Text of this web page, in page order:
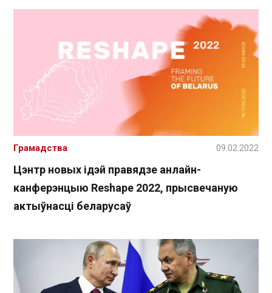
Цэнтр новых ідэй правядзе анлайн-
канферэнцыю Reshape 2022, прысвечаную
актыўнасці беларусаў
Грамадства 09.02.2022